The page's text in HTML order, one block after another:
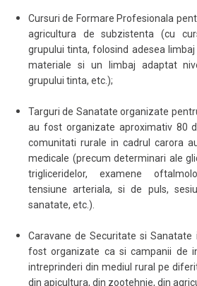
Cursuri de Formare Profesionala
agricultura de subzistenta (cu
grupului tinta, folosind adesea
materiale si un limbaj adaptat
grupului tinta, etc.);
Targuri de Sanatate organizate
au fost organizate aproximativ 80
comunitati rurale in cadrul carora
medicale (precum determinari ale
trigliceridelor, examene
tensiune arteriala, si de puls,
sanatate, etc.).
Caravane de Securitate si
fost organizate ca si campanii de
intreprinderi din mediul rural pe
din apicultura, din zootehnie, din